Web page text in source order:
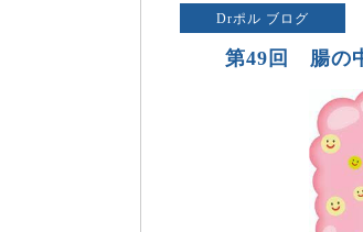
Drポル ブログ
第49回 腸の